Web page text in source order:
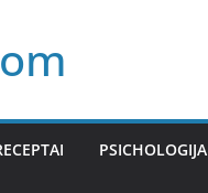
PSICHOLOGIJA